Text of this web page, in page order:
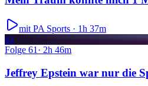
mit PA Sports · 1h 37m
61
Folge 61 · 2h 46m
Jeffrey Epstein war nur die